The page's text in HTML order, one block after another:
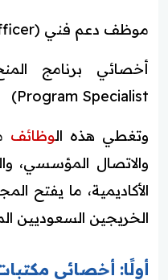
موظف دعم فني (Technical Support Officer)
Program Specialist)
وتغطي هذه الوظائف
والاتصال المؤسسي،
الأكاديمية، ما يفتح
الخريجين السعوديين